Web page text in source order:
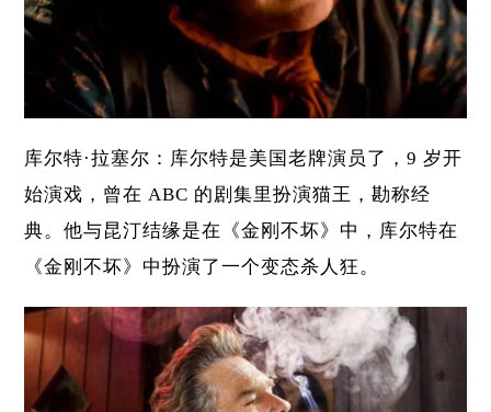
库尔特·拉塞尔：库尔特是美国老牌演员了，9 岁开
始演戏，曾在 ABC 的剧集里扮演猫王，勘称经
典。他与昆汀结缘是在 《金刚不坏》 中，库尔特在
《金刚不坏》中扮演了一个变态杀人狂。